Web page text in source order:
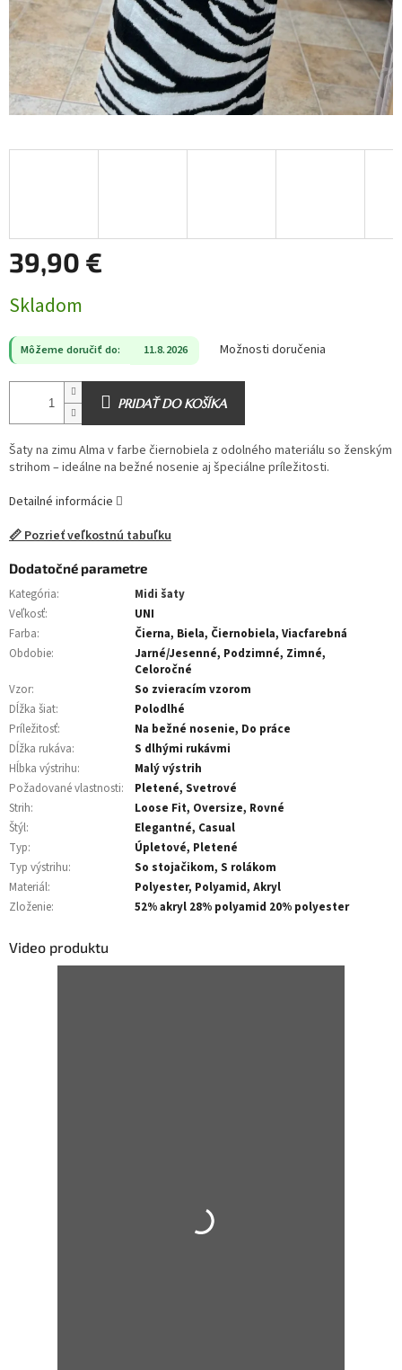
39,90 €
cena:
Skladom
Môžeme doručiť do: 11.8.2026 Možnosti doručenia
PRIDAŤ DO KOŠÍKA
Šaty na zimu Alma v farbe čiernobiela z odolného materiálu so ženským
strihom – ideálne na bežné nosenie aj špeciálne príležitosti.
Detailné informácie
📏 Pozrieť veľkostnú tabuľku
Dodatočné parametre
Kategória:
Midi šaty
Veľkosť:
UNI
Farba:
Čierna, Biela, Čiernobiela, Viacfarebná
Obdobie:
Jarné/Jesenné, Podzimné, Zimné,
Celoročné
Vzor:
So zvieracím vzorom
Dĺžka šiat:
Polodlhé
Príležitosť:
Na bežné nosenie, Do práce
Dĺžka rukáva:
S dlhými rukávmi
Hĺbka výstrihu:
Malý výstrih
Požadované vlastnosti:
Pletené, Svetrové
Strih:
Loose Fit, Oversize, Rovné
Štýl:
Elegantné, Casual
Typ:
Úpletové, Pletené
Typ výstrihu:
So stojačikom, S rolákom
Materiál:
Polyester, Polyamid, Akryl
Zloženie: 52% akryl 28% polyamid 20% polyester
Video produktu